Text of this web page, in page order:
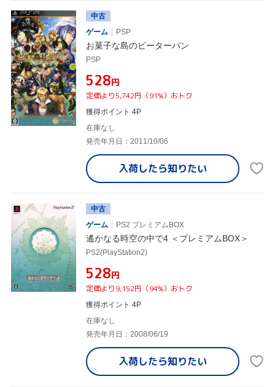
中古
ゲーム
PSP
お菓子な島のピーターパン
PSP
¥528円
定価より5,742円（91%）おトク
獲得ポイント 4P
在庫なし
発売年月日：2011/10/06
入荷したら知りたい
中古
ゲーム
PS2 プレミアムBOX
遙かなる時空の中で4 ＜プレミアムBOX＞
PS2(PlayStation2)
¥528円
定価より9,152円（94%）おトク
獲得ポイント 4P
在庫なし
発売年月日：2008/06/19
入荷したら知りたい